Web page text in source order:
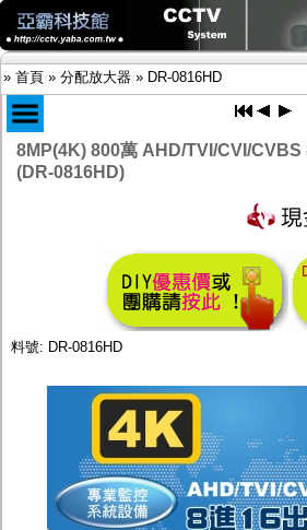
» 首頁 » 分配放大器 » DR-0816HD
商品目錄
AHD DVR數位錄放影機
AHD半球型(適用屋內)
AHD中小型紅外線攝影機(適用騎樓、室內外
AHD防護罩型攝影機(適用屋外，紅外線照射
AHD特殊功能型攝影機
傳統高解析攝影機
防護罩及支架
多路攝影機單軸傳輸
監聽器.麥克風
網路設備
8MP(4K) 800萬 AHD/TVI/CVI/CVBS
(DR-0816HD)
料號: DR-0816HD